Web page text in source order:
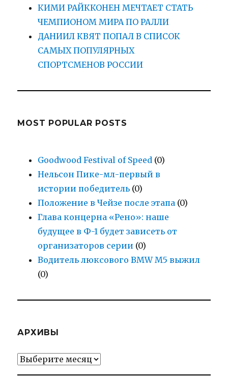
КИМИ РАЙККОНЕН МЕЧТАЕТ СТАТЬ
ЧЕМПИОНОМ МИРА ПО РАЛЛИ
ДАНИИЛ КВЯТ ПОПАЛ В СПИСОК
САМЫХ ПОПУЛЯРНЫХ
СПОРТСМЕНОВ РОССИИ
MOST POPULAR POSTS
Goodwood Festival of Speed (0)
Нельсон Пике-мл-первый в
истории победитель (0)
Положение в Чейзе после этапа (0)
Глава концерна «Рено»: наше
будущее в Ф-1 будет зависеть от
организаторов серии (0)
Водитель люксового BMW M5 выжил
(0)
АРХИВЫ
Архивы